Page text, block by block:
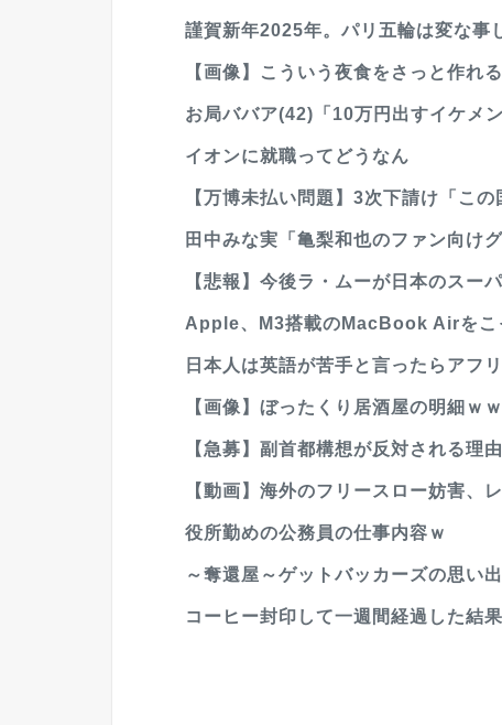
謹賀新年2025年。パリ五輪は変な
【画像】こういう夜食をさっと作れ
お局ババア(42)「10万円出すイケメ
イオンに就職ってどうなん
【万博未払い問題】3次下請け「こ
田中みな実「亀梨和也のファン向け
【悲報】今後ラ・ムーが日本のスー
Apple、M3搭載のMacBook Airをこ
日本人は英語が苦手と言ったらア
【画像】ぼったくり居酒屋の明細ｗ
【急募】副首都構想が反対される理
【動画】海外のフリースロー妨害、
役所勤めの公務員の仕事内容ｗ
～奪還屋～ゲットバッカーズの思い
コーヒー封印して一週間経過した結